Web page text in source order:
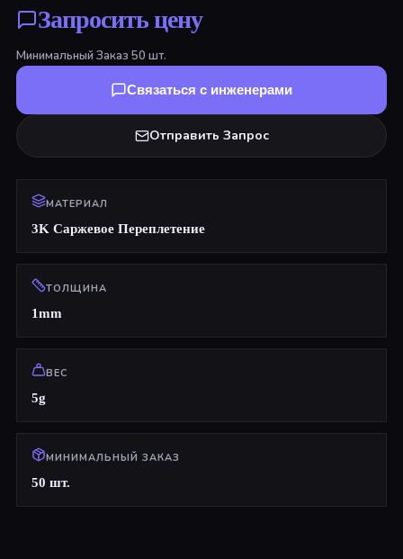
Запросить цену
Минимальный Заказ 50 шт.
Связаться с инженерами
Отправить Запрос
МАТЕРИАЛ
3K Саржевое Переплетение
ТОЛЩИНА
1mm
ВЕС
5g
МИНИМАЛЬНЫЙ ЗАКАЗ
50 шт.